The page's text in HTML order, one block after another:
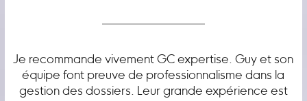
Je recommande vivement GC expertise. Guy et son
équipe font preuve de professionnalisme dans la
gestion des dossiers. Leur grande expérience est